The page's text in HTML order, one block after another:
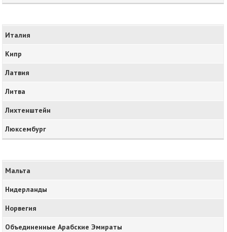
Италия
Кипр
Латвия
Литва
Лихтенштейн
Люксембург
Мальта
Нидерланды
Норвегия
Объединенные Арабские Эмираты